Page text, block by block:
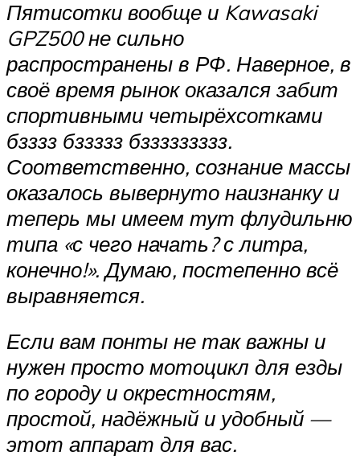
Пятисотки вообще и Kawasaki
GPZ500 не сильно
распространены в РФ. Наверное, в
своё время рынок оказался забит
спортивными четырёхсотками
бзззз бззззз бззззззззз.
Соответственно, сознание массы
оказалось вывернуто наизнанку и
теперь мы имеем тут флудильню
типа «с чего начать? с литра,
конечно!». Думаю, постепенно всё
выравняется.
Если вам понты не так важны и
нужен просто мотоцикл для езды
по городу и окрестностям,
простой, надёжный и удобный —
этот аппарат для вас.